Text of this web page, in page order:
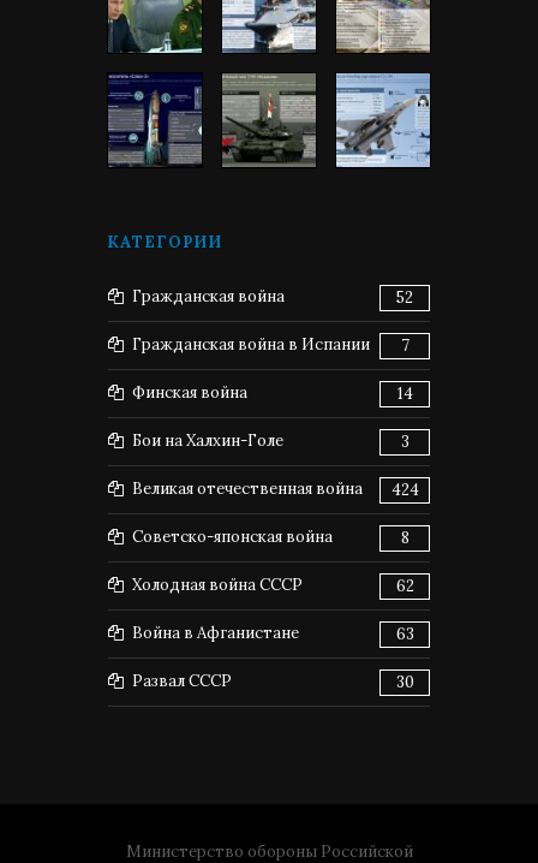
КАТЕГОРИИ
Гражданская война 52
Гражданская война в Испании 7
Финская война 14
Бои на Халхин-Голе 3
Великая отечественная война 424
Советско-японская война 8
Холодная война СССР 62
Война в Афганистане 63
Развал СССР 30
Министерство обороны Российской